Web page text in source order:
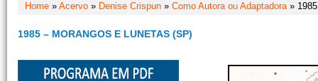
Home » Acervo » Denise Crispun » Como Autora ou Adaptadora» 1985
1985 – MORANGOS E LUNETAS (SP)